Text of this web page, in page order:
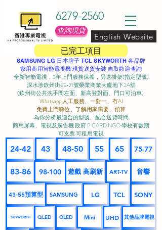
已完工項目
6279-2560
查詢現貨
English Website
SAMSUNG LG 日本牌子 TCL SKYWORTH 各品牌
家用商用智能電視機 現貨送貨安裝 自取歡迎查詢
全新智能電視，3年上門服務保養，另送掛架(指定型號)
深水埗欽州街65-71號榮業商業大廈地下2A舖
(欽州街公共洗手間左面、新高登對面、門口可泊車) ​
Whatsapp 人工服務、一對一、冇AI
免費上門睇位、了解用家需要、預算
為你分析最適合的型號、配合送貨時間
商用屏幕、電視及廣告機 政府 P CARD NGO 學校有數期
可支票 可租用電視
24-42 43 48-50 55 65 75-77
83-86 98-100 遊戲 高刷新 ART-TV 音響
43-55預算型 SAMSUNG LG TCL SONY
SKYWORTH QLED OLED Mini UHD 其他品牌電視